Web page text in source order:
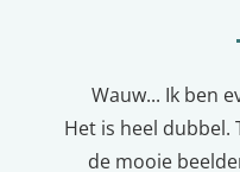
Wauw... Ik ben
Het is heel dubbel.
de mooie